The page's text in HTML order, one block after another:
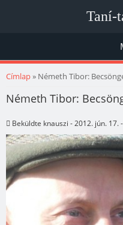
Taní-
Jelenlegi hely
Címlap» Németh Tibor:
Németh Tibor:
Beküldte knauszi - 2012. jún. 17.